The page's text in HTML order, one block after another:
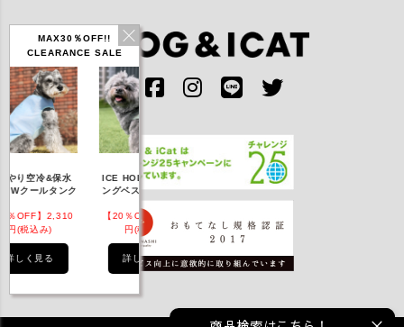
MAX30％OFF!!
CLEARANCE SALE
り空冷&保水
Wクールタンク
OFF】2,310
円(税込み)
しく見る
ICE HOLD フィッシ
ングベスト 保冷剤付
【20％OFF】3,168
円(税込み)
詳しく見る
IDOG ICE HOLD ネ
ッククーラー 保冷剤
円(税込み)
詳しく見る